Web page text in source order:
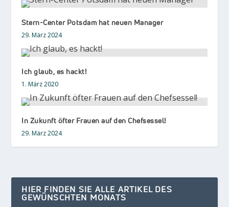
Stern-Center Potsdam hat neuen Manager
29. März 2024
Ich glaub, es hackt!
1. März 2020
In Zukunft öfter Frauen auf den Chefsessel!
29. März 2024
HIER FINDEN SIE ALLE ARTIKEL DES
GEWÜNSCHTEN MONATS